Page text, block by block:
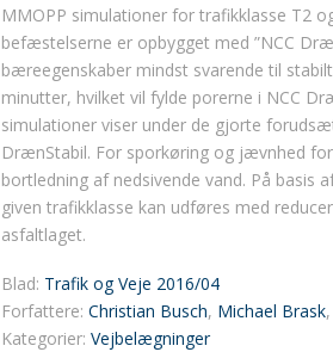
MMOPP simulationer for trafikklasse T2
befæstelserne er opbygget med ”NCC
bæreegenskaber mindst svarende til
minutter, hvilket vil fylde porerne i NCC
simulationer viser under de gjorte
DrænStabil. For sporkøring og jævnhed
bortledning af nedsivende vand. På basis
given trafikklasse kan udføres med
asfaltlaget.
Blad: Trafik og Veje 2016/04
Forfattere: Christian Busch, Michael Brask,
Kategorier: Vejbelægninger